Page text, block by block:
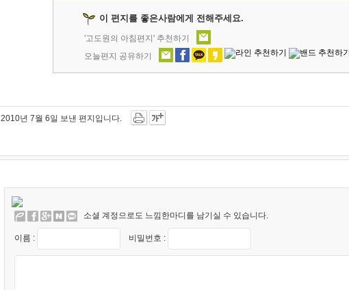
이 편지를 좋은사람에게 전해주세요.
'고도원의 아침편지' 추천하기
오늘편지 공유하기
2010년 7월 6일 보낸 편지입니다.
소셜 계정으로도 느낌한마디를 남기실 수 있습니다.
이름 : 비밀번호 :